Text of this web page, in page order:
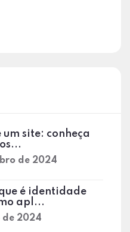
site: conheça
de 2024
é identidade
apl...
de 2024